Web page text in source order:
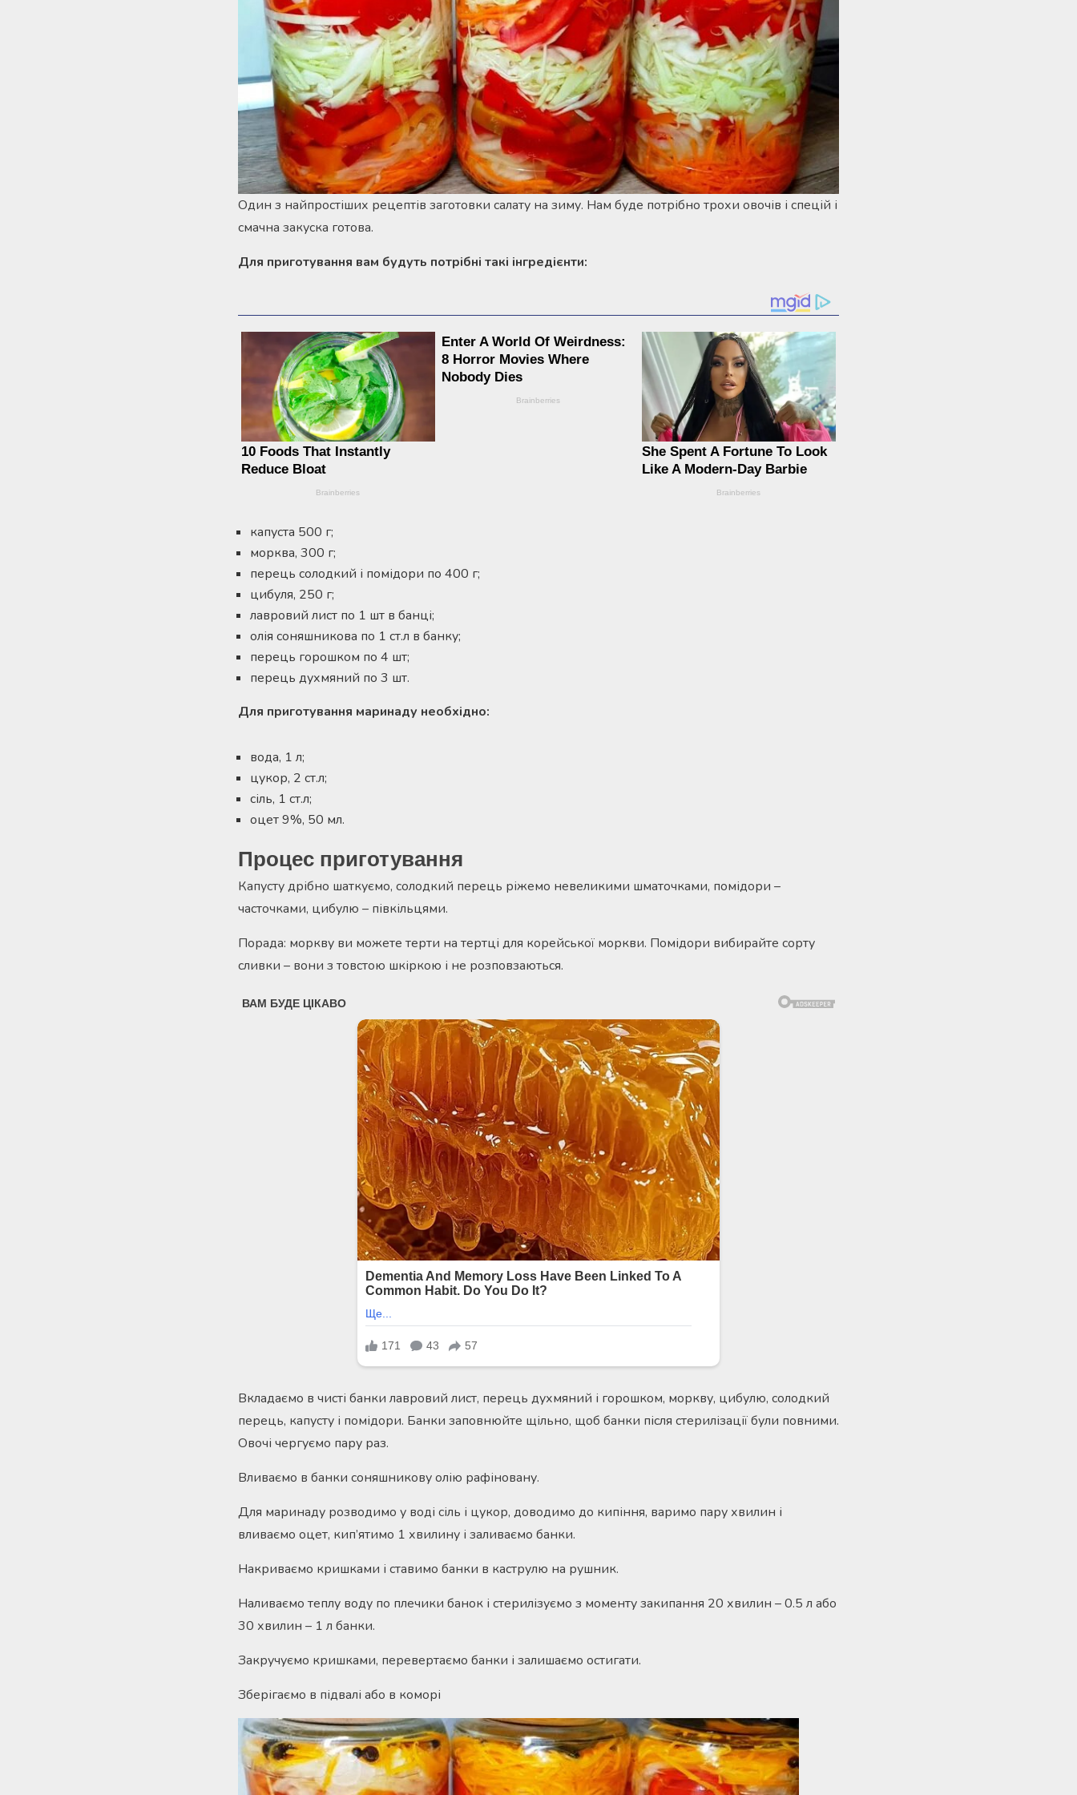
Один з найпростіших рецептів заготовки салату на зиму. Нам буде потрібно трохи овочів і спецій і
смачна закуска готова.
Для приготування вам будуть потрібні такі інгредієнти:
капуста 500 г;
морква, 300 г;
перець солодкий і помідори по 400 г;
цибуля, 250 г;
лавровий лист по 1 шт в банці;
олія соняшникова по 1 ст.л в банку;
перець горошком по 4 шт;
перець духмяний по 3 шт.
Для приготування маринаду необхідно:
вода, 1 л;
цукор, 2 ст.л;
сіль, 1 ст.л;
оцет 9%, 50 мл.
Процес приготування
Капусту дрібно шаткуємо, солодкий перець ріжемо невеликими шматочками, помідори –
часточками, цибулю – півкільцями.
Порада: моркву ви можете терти на тертці для корейської моркви. Помідори вибирайте сорту
сливки – вони з товстою шкіркою і не розповзаються.
Вкладаємо в чисті банки лавровий лист, перець духмяний і горошком, моркву, цибулю, солодкий
перець, капусту і помідори. Банки заповнюйте щільно, щоб банки після стерилізації були повними.
Овочі чергуємо пару раз.
Вливаємо в банки соняшникову олію рафіновану.
Для маринаду розводимо у воді сіль і цукор, доводимо до кипіння, варимо пару хвилин і
вливаємо оцет, кип’ятимо 1 хвилину і заливаємо банки.
Накриваємо кришками і ставимо банки в каструлю на рушник.
Наливаємо теплу воду по плечики банок і стерилізуємо з моменту закипання 20 хвилин – 0.5 л або
30 хвилин – 1 л банки.
Закручуємо кришками, перевертаємо банки і залишаємо остигати.
Зберігаємо в підвалі або в коморі